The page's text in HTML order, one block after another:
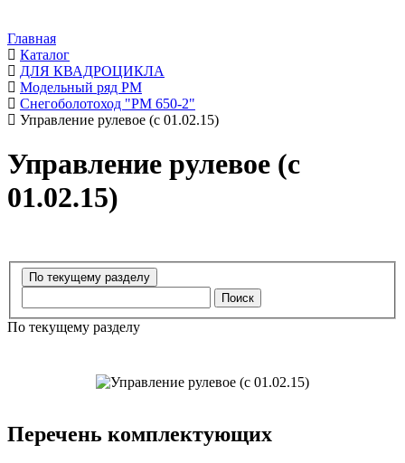
Главная
Каталог
ДЛЯ КВАДРОЦИКЛА
Модельный ряд РМ
Снегоболотоход "РМ 650-2"
Управление рулевое (с 01.02.15)
Управление рулевое (с
01.02.15)
Поиск
По текущему разделу
Перечень комплектующих